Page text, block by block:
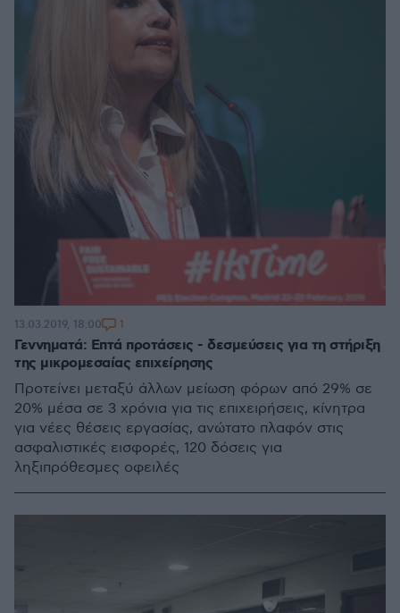
Γεννηματά: Επτά προτάσεις - δεσμεύσεις για τη στήριξη
της μικρομεσαίας επιχείρησης
Προτείνει μεταξύ άλλων μείωση φόρων από 29% σε
20% μέσα σε 3 χρόνια για τις επιχειρήσεις, κίνητρα
για νέες θέσεις εργασίας, ανώτατο πλαφόν στις
ασφαλιστικές εισφορές, 120 δόσεις για
ληξιπρόθεσμες οφειλές
13.03.2019, 18:00 1